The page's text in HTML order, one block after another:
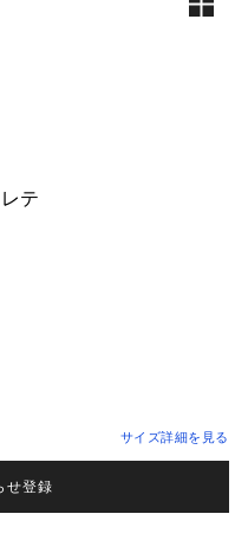
テ
サイズ詳細を見る
せ登録